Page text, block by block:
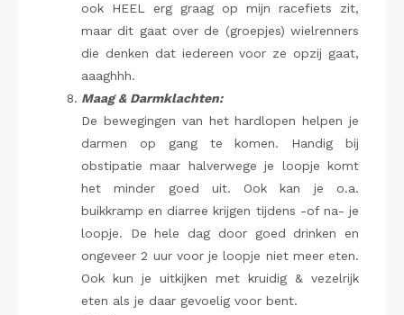
ook HEEL erg graag op mijn racefiets zit,
maar dit gaat over de (groepjes) wielrenners
die denken dat iedereen voor ze opzij gaat,
aaaghhh.
Maag & Darmklachten:
De bewegingen van het hardlopen helpen je
darmen op gang te komen. Handig bij
obstipatie maar halverwege je loopje komt
het minder goed uit. Ook kan je o.a.
buikkramp en diarree krijgen tijdens -of na- je
loopje. De hele dag door goed drinken en
ongeveer 2 uur voor je loopje niet meer eten.
Ook kun je uitkijken met kruidig & vezelrijk
eten als je daar gevoelig voor bent.